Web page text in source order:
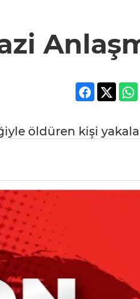
öldüren kişi